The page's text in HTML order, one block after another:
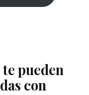
pueden
con